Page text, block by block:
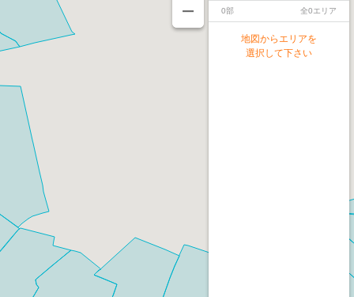
0部 全0エリア
地図からエリアを
選択して下さい